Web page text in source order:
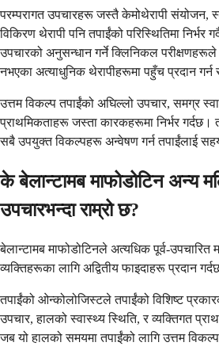
परम्परागत उपचारहरू जस्तै केमोथेरापी संयोजन,
विकिरण थेरापी पनि तपाईंको परिस्थितिमा
उपचारको अनुसन्धान गर्ने क्लिनिकल
नभएका अत्याधुनिक थेरापीहरूमा पहुँच प्रदान
उत्तम विकल्प तपाईंको अघिल्लो उपचार, समग्र
प्राथमिकताहरू जस्ता कारकहरूमा निर्भर गर्दछ।
सबै उपयुक्त विकल्पहरू अन्वेषण गर्न तपाईंलाई
के बेलान्टामब माफोडोटिन अन्य
उपचारभन्दा राम्रो छ?
बेलान्टामब माफोडोटिनले अत्यधिक पूर्व-उपचारित
व्यक्तिहरूका लागि अद्वितीय फाइदाहरू प्रदान
तपाईंको ओन्कोलोजिस्टले तपाईंको विशिष्ट
उपचार, हालको स्वास्थ्य स्थिति, र व्यक्तिगत
जब यो हालको समयमा तपाईंको लागि उत्तम विकल्प